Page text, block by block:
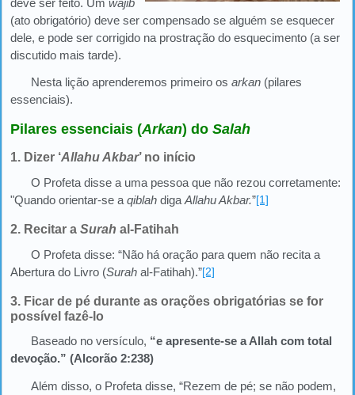
(ato obrigatório) deve ser compensado se alguém se esquecer
dele, e pode ser corrigido na prostração do esquecimento (a ser
discutido mais tarde).
Nesta lição aprenderemos primeiro osarkan (pilares
essenciais).
Pilares essenciais (Arkan) do Salah
1. Dizer ‘Allahu Akbar’ no início
O Profeta disse a uma pessoa que não rezou corretamente:
"Quando orientar-se a qiblah diga Allahu Akbar.”[1]
2. Recitar a Surah al-Fatihah
O Profeta disse: “Não há oração para quem não recita a
Abertura do Livro (Surah al-Fatihah).”[2]
3. Ficar de pé durante as orações obrigatórias se for
possível fazê-lo
Baseado no versículo, “e apresente-se a Allah com total
devoção.” (Alcorão 2:238)
Além disso, o Profeta disse, “Rezem de pé; se não podem,